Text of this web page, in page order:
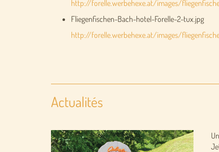
http://forelle.werbehexe.at/images/
Fliegenfischen-Bach-hotel-Forelle-2-tux.jpg
http://forelle.werbehexe.at/images/
Actualités